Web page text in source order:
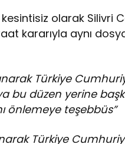
olarak Silivri
kararıyla aynı
Türkiye
bu düzen yerine
önlemeye teşebbüs”
Türkiye